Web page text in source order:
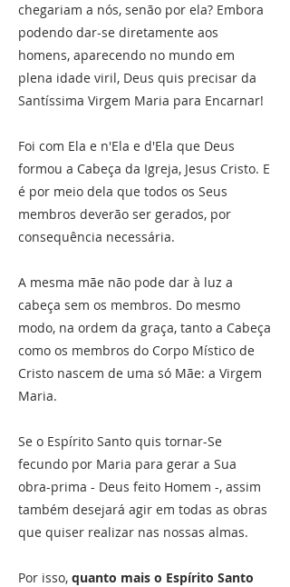
chegariam a nós, senão por ela? Embora
podendo dar-se diretamente aos
homens, aparecendo no mundo em
plena idade viril, Deus quis precisar da
Santíssima Virgem Maria para Encarnar!
Foi com Ela e n'Ela e d'Ela que Deus
formou a Cabeça da Igreja, Jesus Cristo. E
é por meio dela que todos os Seus
membros deverão ser gerados, por
consequência necessária.
A mesma mãe não pode dar à luz a
cabeça sem os membros. Do mesmo
modo, na ordem da graça, tanto a Cabeça
como os membros do Corpo Místico de
Cristo nascem de uma só Mãe: a Virgem
Maria.
Se o Espírito Santo quis tornar-Se
fecundo por Maria para gerar a Sua
obra-prima - Deus feito Homem -, assim
também desejará agir em todas as obras
que quiser realizar nas nossas almas.
Por isso, quanto mais o Espírito Santo